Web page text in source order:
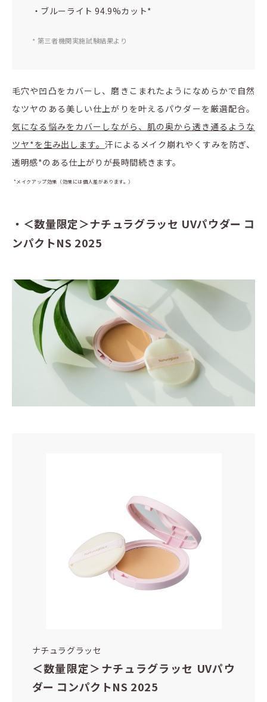
・ブルーライト 94.9%カット*
* 第三者機関実施試験結果より
毛穴や凹凸をカバーし、磨きこまれたようになめらかで自然
なツヤのある美しい仕上がりを叶えるパウダーを厳選配合。
気になる悩みをカバーしながら、肌の奥から透き通るような
ツヤ*を生み出します。 汗によるメイク崩れやくすみを防ぎ、
透明感*のある仕上がりが長時間続きます。
*メイクアップ効果（効果には個人差があります。）
・＜数量限定＞ナチュラグラッセ UVパウダー コ
ンパクトNS 2025
ナチュラグラッセ
＜数量限定＞ナチュラグラッセ UVパウ
ダー コンパクトNS 2025